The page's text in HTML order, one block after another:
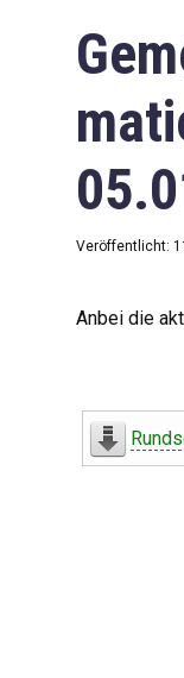
Veröffentlicht:
Anbei die